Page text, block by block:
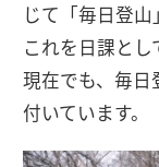
じて「毎日登
これを日課とし
現在でも、毎
付いています。